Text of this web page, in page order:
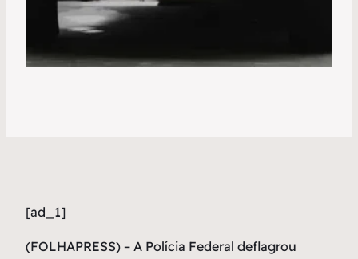
[ad_1]
(FOLHAPRESS) – A Polícia Federal deflagrou